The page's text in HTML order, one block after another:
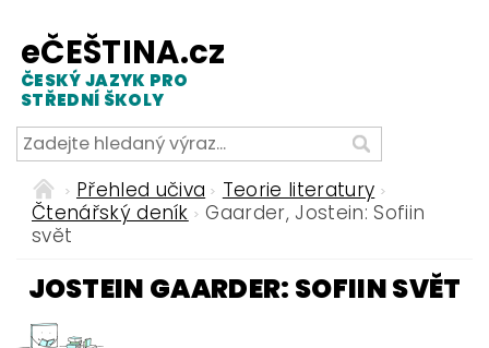
eČEŠTINA.cz
ČESKÝ JAZYK PRO
STŘEDNÍ ŠKOLY
Přehled učiva
Teorie literatury
Čtenářský deník
Gaarder, Jostein: Sofiin
svět
JOSTEIN GAARDER: SOFIIN SVĚT